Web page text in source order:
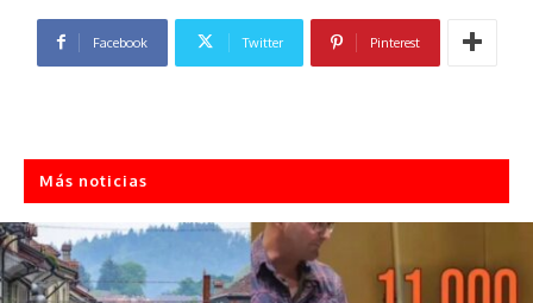
Facebook Twitter Pinterest
Más noticias